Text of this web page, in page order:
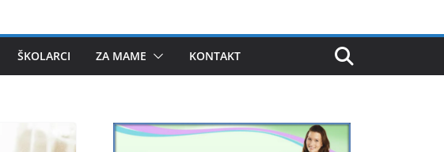
ŠKOLARCI ZA MAME KONTAKT